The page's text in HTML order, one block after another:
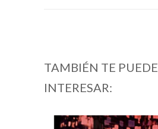
TAMBIÉN TE PUEDE
INTERESAR: